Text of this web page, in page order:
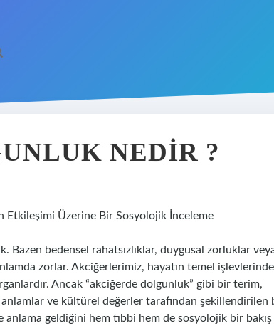
NEDIR ?
Etkileşimi Üzerine Bir Sosyolojik İnceleme
bedensel rahatsızlıklar, duygusal zorluklar
zorlar. Akciğerlerimiz, hayatın temel
Ancak “akciğerde dolgunluk” gibi bir terim,
ve kültürel değerler tarafından şekillendirilen
geldiğini hem tıbbi hem de sosyolojik bir bakış